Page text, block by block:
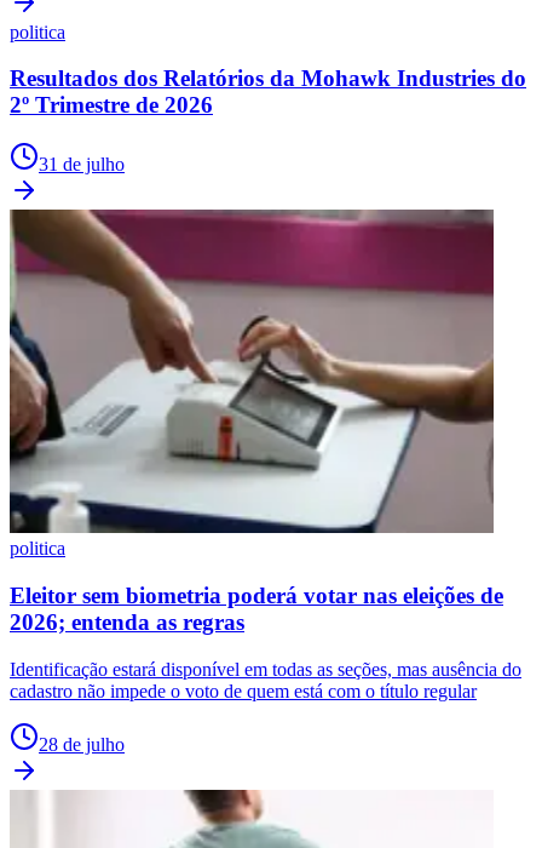
politica
Resultados dos Relatórios da Mohawk Industries do
2º Trimestre de 2026
31 de julho
politica
Eleitor sem biometria poderá votar nas eleições de
2026; entenda as regras
Identificação estará disponível em todas as seções, mas ausência do
cadastro não impede o voto de quem está com o título regular
28 de julho